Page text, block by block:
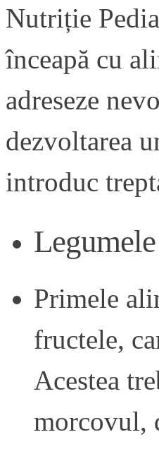
Nutriție
înceapă cu
adreseze
dezvoltarea
introduc
Primele
fructele,
Acestea
morcovul,